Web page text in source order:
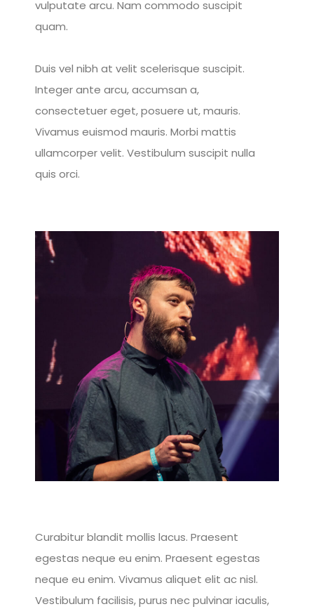
vulputate arcu. Nam commodo suscipit
quam.
Duis vel nibh at velit scelerisque suscipit.
Integer ante arcu, accumsan a,
consectetuer eget, posuere ut, mauris.
Vivamus euismod mauris. Morbi mattis
ullamcorper velit. Vestibulum suscipit nulla
quis orci.
Curabitur blandit mollis lacus. Praesent
egestas neque eu enim. Praesent egestas
neque eu enim. Vivamus aliquet elit ac nisl.
Vestibulum facilisis, purus nec pulvinar iaculis,